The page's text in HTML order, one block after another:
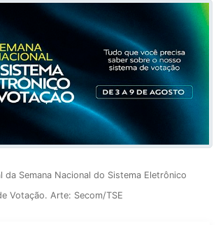
da Semana Nacional do Sistema Eletrônico
Votação. Arte: Secom/TSE